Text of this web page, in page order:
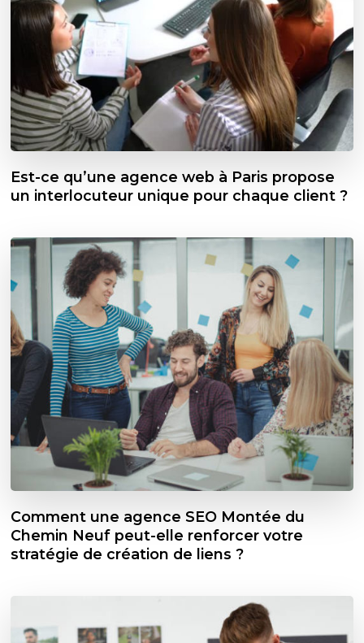
Est-ce qu’une agence web à Paris propose
un interlocuteur unique pour chaque client ?
Comment une agence SEO Montée du
Chemin Neuf peut-elle renforcer votre
stratégie de création de liens ?